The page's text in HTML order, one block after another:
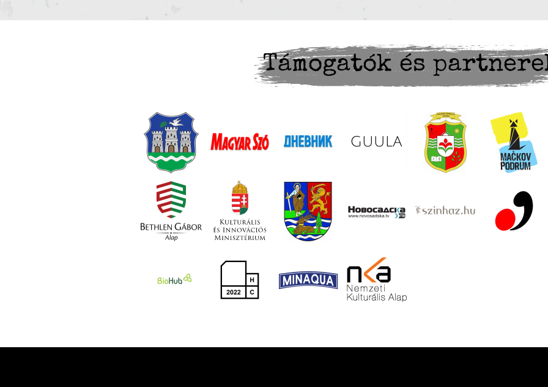
Támogatók és